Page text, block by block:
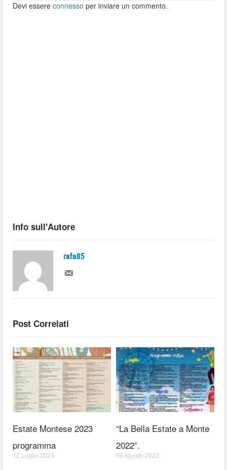
Devi essereconnesso per inviare un commento.
Info sull'Autore
rafa85
Post Correlati
Estate Montese 2023
programma
12 Luglio 2023
“La Bella Estate a Monte
2022”.
08 Agosto 2022